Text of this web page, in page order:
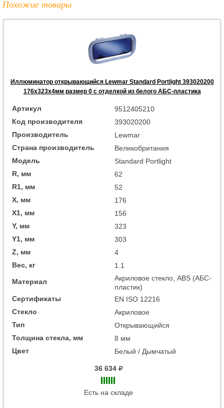
Похожие товары
Иллюминатор открывающийся Lewmar Standard Portlight 393020200
176x323x4мм размер 0 с отделкой из белого АБС-пластика
Артикул
9512405210
Код производителя
393020200
Производитель
Lewmar
Страна производитель
Великобритания
Модель
Standard Portlight
R, мм
62
R1, мм
52
X, мм
176
X1, мм
156
Y, мм
323
Y1, мм
303
Z, мм
4
Вес, кг
1.1
Материал
Акриловое стекло, ABS (АБС-
пластик)
Сертификаты
EN ISO 12216
Стекло
Акриловое
Тип
Открывающийся
Толщина стекла, мм
8 мм
Цвет
Белый / Дымчатый
36 634
Есть на складе